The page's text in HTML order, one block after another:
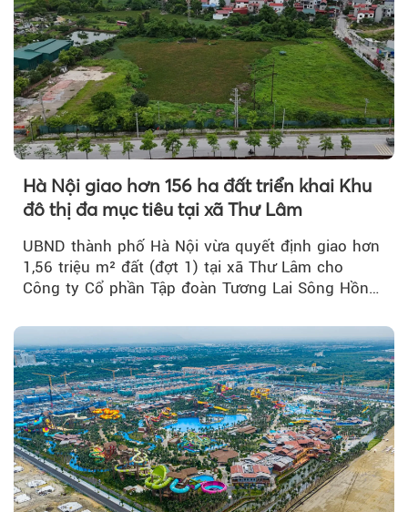
Hà Nội giao hơn 156 ha đất triển khai Khu
đô thị đa mục tiêu tại xã Thư Lâm
UBND thành phố Hà Nội vừa quyết định giao hơn
1,56 triệu m² đất (đợt 1) tại xã Thư Lâm cho
Công ty Cổ phần Tập đoàn Tương Lai Sông Hồng